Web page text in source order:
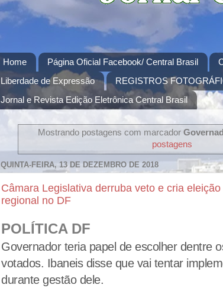
Home Página Oficial Facebook/ Central Brasil
Liberdade de Expressão
REGISTROS
Jornal e Revista Edição Eletrônica Central Brasil
Mostrando postagens com marcador
postagens
QUINTA-FEIRA, 13 DE DEZEMBRO DE 2018
Câmara Legislativa derruba veto e cria
regional no DF
POLÍTICA DF
Governador teria papel de escolher dentre
votados. Ibaneis disse que vai tentar
durante gestão dele.